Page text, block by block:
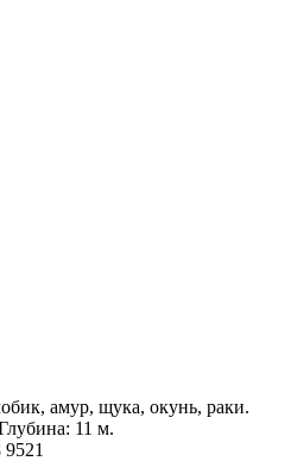
амур, щука, окунь, раки.
11 м.